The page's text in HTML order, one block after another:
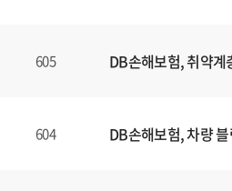
605 DB손해보험, 취약계
604 DB손해보험, 차량